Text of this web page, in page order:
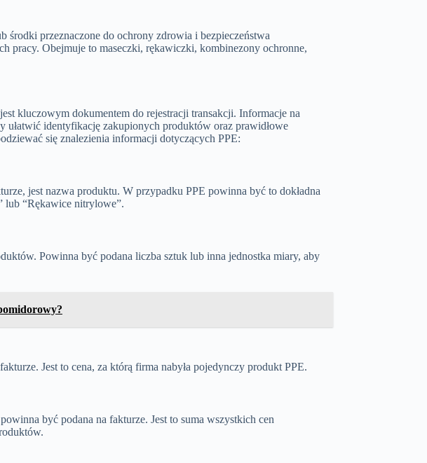
środki przeznaczone do ochrony zdrowia i bezpieczeństwa
pracy. Obejmuje to maseczki, rękawiczki, kombinezony ochronne,
kluczowym dokumentem do rejestracji transakcji. Informacje na
ułatwić identyfikację zakupionych produktów oraz prawidłowe
się znalezienia informacji dotyczących PPE:
jest nazwa produktu. W przypadku PPE powinna być to dokładna
lub “Rękawice nitrylowe”.
Powinna być podana liczba sztuk lub inna jednostka miary, aby
Jest to cena, za którą firma nabyła pojedynczy produkt PPE.
być podana na fakturze. Jest to suma wszystkich cen